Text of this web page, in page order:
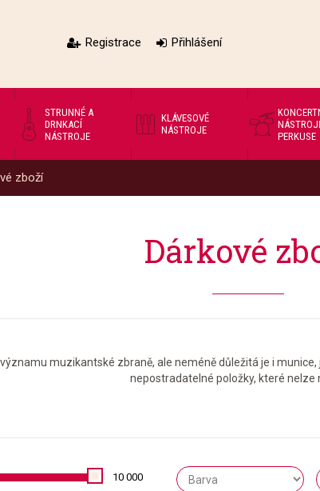
Registrace Přihlášení
STRUNNÉ A
DRNKACÍ
NÁSTROJE
KLÁVESOVÉ
NÁSTROJE
PERKUSE
zboží
Dárkové
muzikantské zbraně, ale neméně důležitá je i
nepostradatelné položky, které nelze
10 000